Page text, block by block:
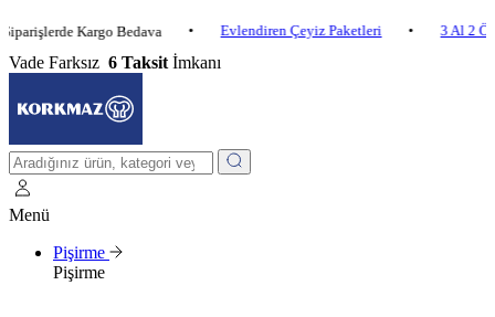
Kargo Bedava • Evlendiren Çeyiz Paketleri • 3 Al 2 Öde •
Vade Farksız 6 Taksit İmkanı
Menü
Pişirme
Pişirme